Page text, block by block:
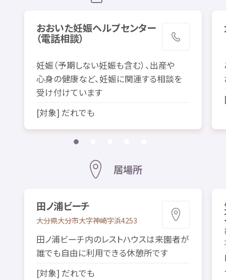
おおいた妊娠ヘルプセンター
（電話相談）
妊娠（予期しない妊娠も含む）、 出産や
心身の健康など、 妊娠に関連する相談を
受け付けています
[対象] だれでも
居場所
田ノ浦ビーチ
大分県大分市大字神崎字浜4253
田ノ浦ビーチ内のレストハウスは来園者が
誰でも自由に利用できる休憩所です
[対象] だれでも